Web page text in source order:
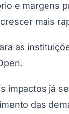
e margens
mais
as
impactos já
das